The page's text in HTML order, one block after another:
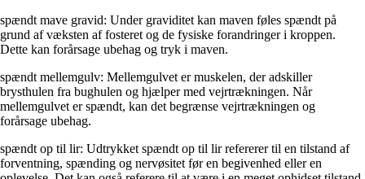
spændt mave gravid: Under graviditet kan maven føles spændt på
grund af væksten af fosteret og de fysiske forandringer i kroppen.
Dette kan forårsage ubehag og tryk i maven.
spændt mellemgulv: Mellemgulvet er muskelen, der adskiller
brysthulen fra bughulen og hjælper med vejrtrækningen. Når
mellemgulvet er spændt, kan det begrænse vejrtrækningen og
forårsage ubehag.
spændt op til lir: Udtrykket spændt op til lir refererer til en tilstand af
forventning, spænding og nervøsitet før en begivenhed eller en